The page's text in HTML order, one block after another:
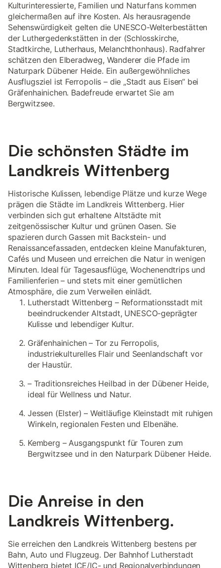
Kulturinteressierte, Familien und Naturfans kommen
gleichermaßen auf ihre Kosten. Als herausragende
Sehenswürdigkeit gelten die UNESCO-Welterbestätten
der Luthergedenkstätten in der (Schlosskirche,
Stadtkirche, Lutherhaus, Melanchthonhaus). Radfahrer
schätzen den Elberadweg, Wanderer die Pfade im
Naturpark Dübener Heide. Ein außergewöhnliches
Ausflugsziel ist Ferropolis – die „Stadt aus Eisen“ bei
Gräfenhainichen. Badefreude erwartet Sie am
Bergwitzsee.
Die schönsten Städte im
Landkreis Wittenberg
Historische Kulissen, lebendige Plätze und kurze Wege
prägen die Städte im Landkreis Wittenberg. Hier
verbinden sich gut erhaltene Altstädte mit
zeitgenössischer Kultur und grünen Oasen. Sie
spazieren durch Gassen mit Backstein- und
Renaissancefassaden, entdecken kleine Manufakturen,
Cafés und Museen und erreichen die Natur in wenigen
Minuten. Ideal für Tagesausflüge, Wochenendtrips und
Familienferien – und stets mit einer gemütlichen
Atmosphäre, die zum Verweilen einlädt.
Lutherstadt Wittenberg – Reformationsstadt mit
beeindruckender Altstadt, UNESCO-geprägter
Kulisse und lebendiger Kultur.
Gräfenhainichen – Tor zu Ferropolis,
industriekulturelles Flair und Seenlandschaft vor
der Haustür.
– Traditionsreiches Heilbad in der Dübener Heide,
ideal für Wellness und Natur.
Jessen (Elster) – Weitläufige Kleinstadt mit ruhigen
Winkeln, regionalen Festen und Elbenähe.
Kemberg – Ausgangspunkt für Touren zum
Bergwitzsee und in den Naturpark Dübener Heide.
Die Anreise in den
Landkreis Wittenberg.
Sie erreichen den Landkreis Wittenberg bestens per
Bahn, Auto und Flugzeug. Der Bahnhof Lutherstadt
Wittenberg bietet ICE/IC- und Regionalverbindungen